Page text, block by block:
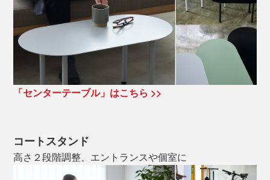
「センターテーブル」はこちら >>
コートスタンド
高さ２段階調整、エントランスや個室に